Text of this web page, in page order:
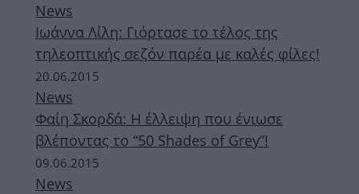
News
Ιωάννα Λίλη: Γιόρτασε το τέλος της
τηλεοπτικής σεζόν παρέα με καλές φίλες!
20.06.2015
News
Φαίη Σκορδά: Η έλλειψη που ένιωσε
βλέποντας το “50 Shades of Grey”!
09.06.2015
News